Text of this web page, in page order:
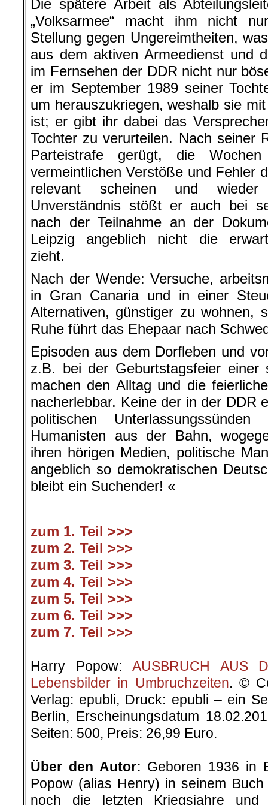
Die spätere Arbeit als
„Volksarmee“ macht ihm nicht
Stellung gegen Ungereimtheiten,
aus dem aktiven Armeedienst und
im Fernsehen der DDR nicht nur
er im September 1989 seiner
um herauszukriegen, weshalb sie
ist; er gibt ihr dabei das
Tochter zu verurteilen. Nach seiner
Parteistrafe gerügt, die
vermeintlichen Verstöße und Fehler
relevant scheinen und
Unverständnis stößt er auch bei
nach der Teilnahme an der
Leipzig angeblich nicht die
zieht.
Nach der Wende: Versuche,
in Gran Canaria und in einer
Alternativen, günstiger zu wohnen,
Ruhe führt das Ehepaar nach
Episoden aus dem Dorfleben und
z.B. bei der Geburtstagsfeier einer
machen den Alltag und die
nacherlebbar. Keine der in der DDR
politischen
Humanisten aus der Bahn,
ihren hörigen Medien, politische
angeblich so demokratischen
bleibt ein Suchender! «
zum 1. Teil >>>
zum 2. Teil >>>
zum 3. Teil >>>
zum 4. Teil >>>
zum 5. Teil >>>
zum 6. Teil >>>
zum 7. Teil >>>
Harry Popow: AUSBRUCH AUS
Lebensbilder in Umbruchzeiten. ©
Verlag: epubli, Druck: epubli – ein
Berlin, Erscheinungsdatum
Seiten: 500, Preis: 26,99 Euro.
Über den Autor: Geboren 1936 in
Popow (alias Henry) in seinem Buch
noch die letzten Kriegsjahre